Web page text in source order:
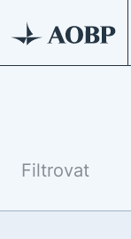
Filtrovat